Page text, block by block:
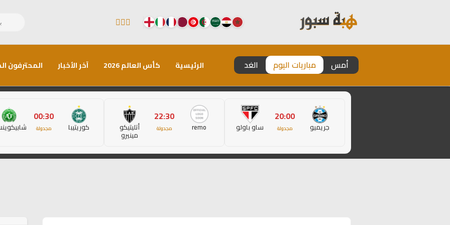
أمس مباريات اليوم الغد الرئيسية كأس العالم 2026 آخر الأخبار المحترفون
جريميو
20:00
مجدولة ساو باولو remo
22:30
مجدولة أتليتيكو
مينيرو
كوريتيبا
00:30
مجدولة